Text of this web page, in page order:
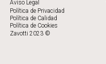
Aviso Legal
Política de Privacidad
Política de Calidad
Política de Cookies
Zavotti 2023 ©